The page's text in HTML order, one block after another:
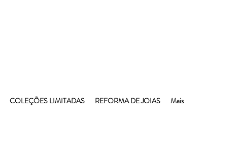
COLEÇÕES LIMITADAS REFORMA DE JOIAS Mais